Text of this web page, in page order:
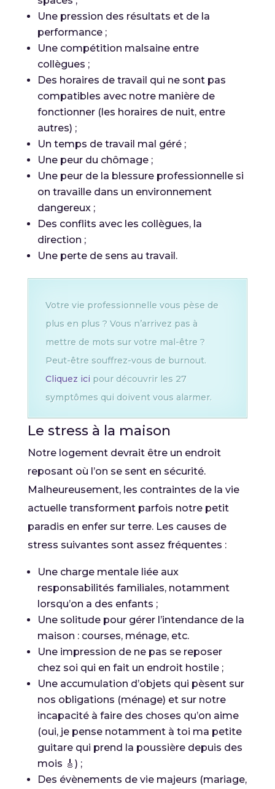
Une pression des résultats et de la
performance ;
Une compétition malsaine entre
collègues ;
Des horaires de travail qui ne sont pas
compatibles avec notre manière de
fonctionner (les horaires de nuit, entre
autres) ;
Un temps de travail mal géré ;
Une peur du chômage ;
Une peur de la blessure professionnelle si
on travaille dans un environnement
dangereux ;
Des conflits avec les collègues, la
direction ;
Une perte de sens au travail.
Votre vie professionnelle vous pèse de
plus en plus ? Vous n’arrivez pas à
mettre de mots sur votre mal-être ?
Peut-être souffrez-vous de burnout.
Cliquez ici pour découvrir les 27
symptômes qui doivent vous alarmer.
Le stress à la maison
Notre logement devrait être un endroit
reposant où l’on se sent en sécurité.
Malheureusement, les contraintes de la vie
actuelle transforment parfois notre petit
paradis en enfer sur terre. Les causes de
stress suivantes sont assez fréquentes :
Une charge mentale liée aux
responsabilités familiales, notamment
lorsqu’on a des enfants ;
Une solitude pour gérer l’intendance de la
maison : courses, ménage, etc.
Une impression de ne pas se reposer
chez soi qui en fait un endroit hostile ;
Une accumulation d’objets qui pèsent sur
nos obligations (ménage) et sur notre
incapacité à faire des choses qu’on aime
(oui, je pense notamment à toi ma petite
guitare qui prend la poussière depuis des
mois 🎸) ;
Des évènements de vie majeurs (mariage,